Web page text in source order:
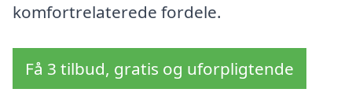
komfortrelaterede fordele.
Få 3 tilbud, gratis og uforpligtende